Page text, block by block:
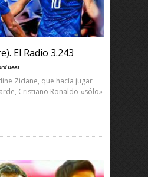
El Radio 3.243
Dees
Zidane, que hacía jugar
Cristiano Ronaldo «sólo»